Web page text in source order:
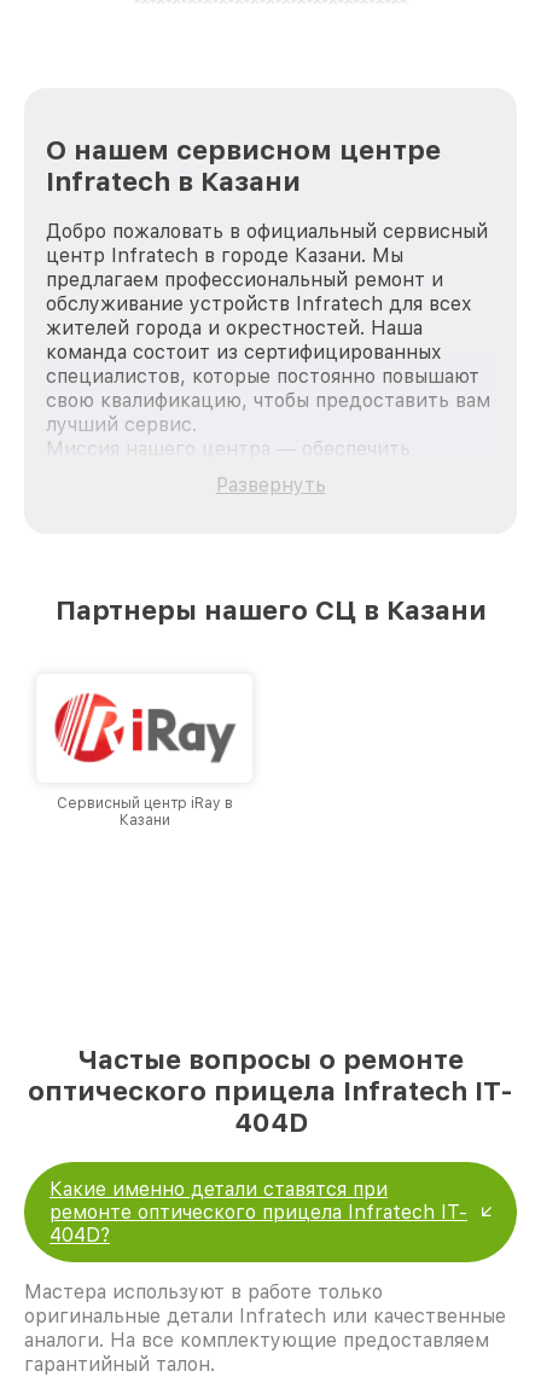
О нашем сервисном центре
Infratech в Казани
Добро пожаловать в официальный сервисный
центр Infratech в городе Казани. Мы
предлагаем профессиональный ремонт и
обслуживание устройств Infratech для всех
жителей города и окрестностей. Наша
команда состоит из сертифицированных
специалистов, которые постоянно повышают
свою квалификацию, чтобы предоставить вам
лучший сервис.
Миссия нашего центра — обеспечить
качественный и доступный ремонт для
каждого пользователя продукции Infratech,
лучшим сервисным центром Infratech в
Развернуть
Партнеры нашего СЦ в Казани
Сервисный центр iRay в
Казани
Частые вопросы о ремонте
оптического прицела Infratech IT-
404D
Какие именно детали ставятся при
ремонте оптического прицела Infratech IT-
404D?
Мастера используют в работе только
оригинальные детали Infratech или качественные
аналоги. На все комплектующие предоставляем
гарантийный талон.